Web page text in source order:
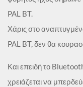
PAL BT.
Χάρις στο
PAL BT, δεν θα
Και επειδή το
χρειάζεται να